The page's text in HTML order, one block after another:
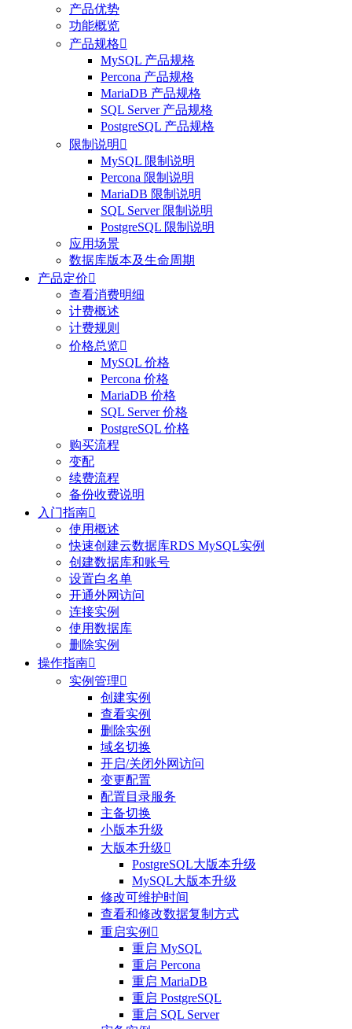
产品优势
功能概览
产品规格
MySQL 产品规格
Percona 产品规格
MariaDB 产品规格
SQL Server 产品规格
PostgreSQL 产品规格
限制说明 
MySQL 限制说明
Percona 限制说明
MariaDB 限制说明
SQL Server 限制说明
PostgreSQL 限制说明
应用场景
数据库版本及生命周期
产品定价
查看消费明细
计费概述
计费规则
价格总览
MySQL 价格
Percona 价格
MariaDB 价格
SQL Server 价格
PostgreSQL 价格
购买流程
变配
续费流程
备份收费说明
入门指南
使用概述
快速创建云数据库RDS MySQL实例
创建数据库和账号
设置白名单
开通外网访问
连接实例
使用数据库
删除实例
操作指南
实例管理
创建实例
查看实例
删除实例
域名切换
开启/关闭外网访问
变更配置
配置目录服务
主备切换
小版本升级
大版本升级
PostgreSQL大版本升级
MySQL大版本升级
修改可维护时间
查看和修改数据复制方式
重启实例 
重启 MySQL
重启 Percona
重启 MariaDB
重启 PostgreSQL
重启 SQL Server